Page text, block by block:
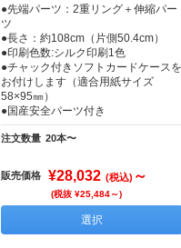
●先端パーツ：2重リング＋伸縮パー
ツ
●長さ：約108cm（片側50.4cm）
●印刷色数:シルク印刷1色
●チャック付きソフトカードケースを
お付けします（適合用紙サイズ
58×95㎜）
●国産安全パーツ付き
注文数量 20本〜
販売価格 ¥28,032 (税込) ～
(税抜 ¥25,484～)
選択